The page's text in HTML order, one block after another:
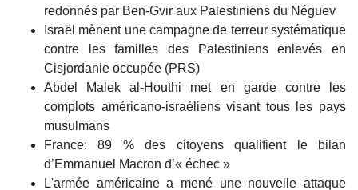
redonnés par Ben-Gvir aux Palestiniens du Néguev
Israël mènent une campagne de terreur systématique
contre les familles des Palestiniens enlevés en
Cisjordanie occupée (PRS)
Abdel Malek al-Houthi met en garde contre les
complots américano-israéliens visant tous les pays
musulmans
France: 89 % des citoyens qualifient le bilan
d’Emmanuel Macron d’« échec »
L'armée américaine a mené une nouvelle attaque